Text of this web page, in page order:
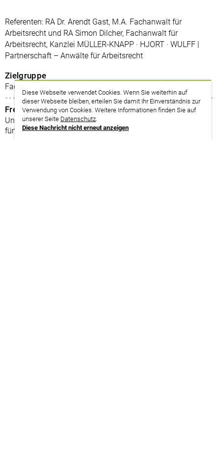
Diese Webseite verwendet Cookies. Wenn Sie weiterhin auf
dieser Webseite bleiben, erteilen Sie damit Ihr Einverständnis zur
Verwendung von Cookies. Weitere Informationen finden Sie auf
unserer Seite Datenschutz.
Diese Nachricht nicht erneut anzeigen
Referenten: RA Dr. Arendt Gast, M.A. Fachanwalt für
Arbeitsrecht und RA Simon Dilcher, Fachanwalt für
Arbeitsrecht, Kanzlei MÜLLER-KNAPP · HJORT · WULFF |
Partnerschaft – Anwälte für Arbeitsrecht
Zielgruppe
Fachanwält*innen und Rechtsanwält*innen für Arbeitsrecht
Freistellung
Unsere Veranstaltungen nach § 15 FAO umfassen jeweils
fünf Zeitstunden.